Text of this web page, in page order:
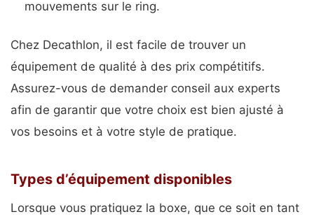
mouvements sur le ring.
Chez Decathlon, il est facile de trouver un
équipement de qualité à des prix compétitifs.
Assurez-vous de demander conseil aux experts
afin de garantir que votre choix est bien ajusté à
vos besoins et à votre style de pratique.
Types d’équipement disponibles
Lorsque vous pratiquez la boxe, que ce soit en tant